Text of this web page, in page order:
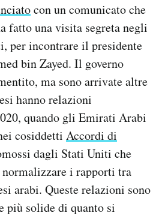
con un comunicato che
fatto una visita segreta negli
per incontrare il presidente
bin Zayed. Il governo
ma sono arrivate altre
hanno relazioni
quando gli Emirati Arabi
cosiddetti Accordi di
dagli Stati Uniti che
normalizzare i rapporti tra
arabi. Queste relazioni sono
più solide di quanto si